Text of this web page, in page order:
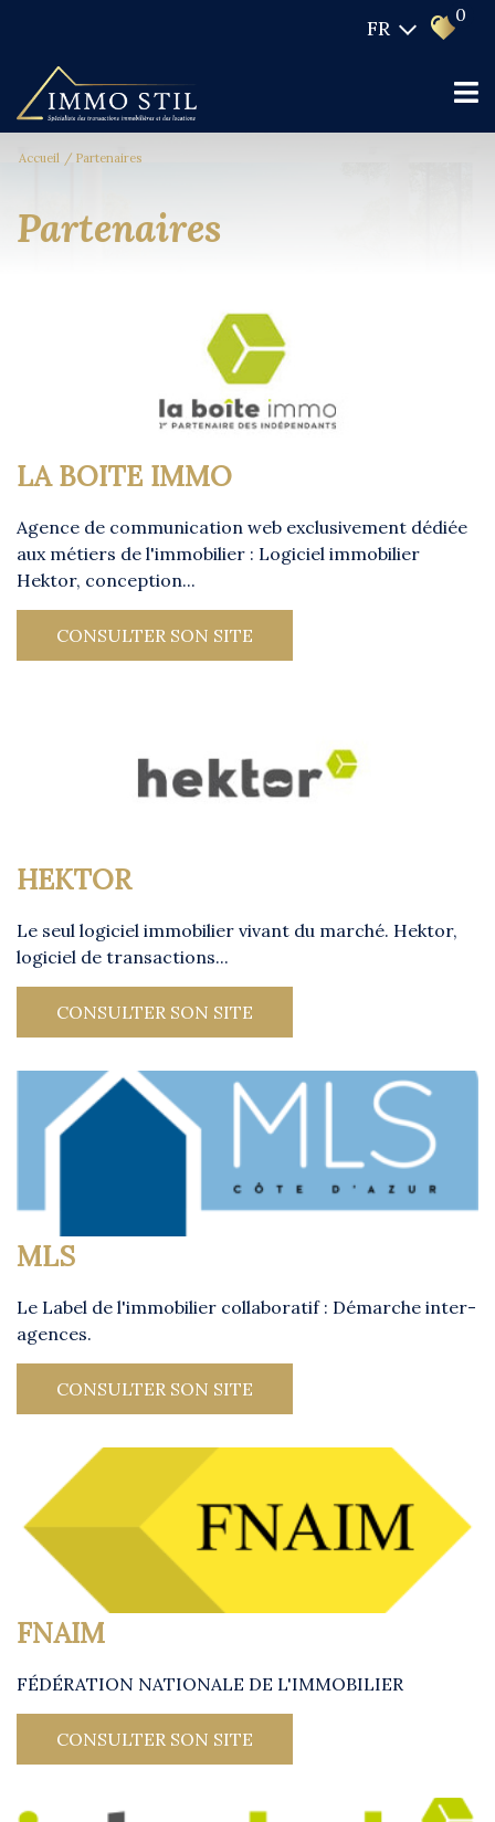
FR
0
Accueil Partenaires
partenaires
LA BOITE IMMO
Agence de communication web exclusivement dédiée
aux métiers de l'immobilier : Logiciel immobilier
Hektor, conception...
CONSULTER SON SITE
HEKTOR
Le seul logiciel immobilier vivant du marché. Hektor,
logiciel de transactions...
CONSULTER SON SITE
MLS
Le Label de l'immobilier collaboratif : Démarche inter-
agences.
CONSULTER SON SITE
FNAIM
FÉDÉRATION NATIONALE DE L'IMMOBILIER
CONSULTER SON SITE